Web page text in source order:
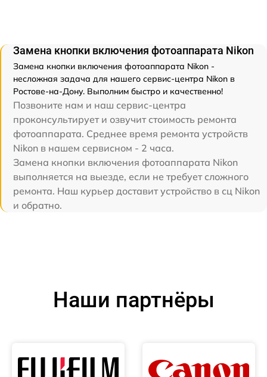
Замена кнопки включения фотоаппарата Nikon
Замена кнопки включения фотоаппарата Nikon -
несложная задача для нашего сервис-центра Nikon в
Ростове-на-Дону. Выполним быстро и качественно!
Позвоните нам и наш сервис-центра
проконсультирует и озвучит стоимость ремонта
фотоаппарата. Среднее время ремонта устройств
Nikon в нашем сервисном - 2 часа.
Замена кнопки включения фотоаппарата Nikon
выполняется на выезде, если не требует сложного
ремонта. Наш курьер доставит устройство в сц Nikon
и обратно.
Наши партнёры